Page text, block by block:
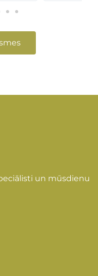
un mūsdienu